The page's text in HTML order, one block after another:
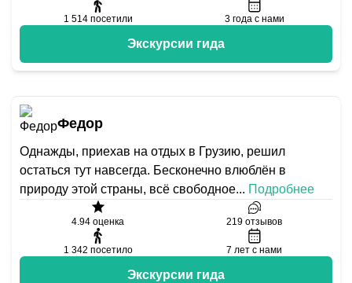
1 514 посетили 3 года с нами
Экскурсии гида
Федор
Однажды, приехав на отдых в Грузию, решил
остаться тут навсегда. Бесконечно влюблён в
природу этой страны, всё свободное... Подробнее
4.94 оценка 219 отзывов
1 342 посетило 7 лет с нами
Экскурсии гида